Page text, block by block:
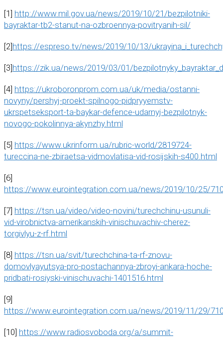
[1] http://www.mil.gov.ua/news/2019/10/21/bezpilotniki-
bayraktar-tb2-stanut-na-ozbroennya-povitryanih-sil/
[2]https://espreso.tv/news/2019/10/13/
[3]https://zik.ua/news/2019/03/01/
[4] https://ukroboronprom.com.ua/uk/media/ostanni-
novyny/pershyj-proekt-spilnogo-pidpryyemstv-
ukrspetseksport-ta-baykar-defence-udarnyj-bezpilotnyk-
novogo-pokolinnya-akynzhy.html
[5] https://www.ukrinform.ua/rubric-world/2819724-
tureccina-ne-zbiraetsa-vidmovlatisa-vid-rosijskih-s400.html
[6]
https://www.eurointegration.com.ua/news/2019/10/25/
[7] https://tsn.ua/video/video-novini/turechchinu-usunuli-
vid-virobnictva-amerikanskih-vinischuvachiv-cherez-
torgivlyu-z-rf.html
[8] https://tsn.ua/svit/turechchina-ta-rf-znovu-
domovlyayutsya-pro-postachannya-zbroyi-ankara-hoche-
pridbati-rosiyski-vinischuvachi-1401516.html
[9]
https://www.eurointegration.com.ua/news/2019/11/29/
[10] https://www.radiosvoboda.org/a/summit-